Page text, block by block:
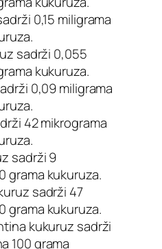
0,15 miligrama
sadrži 0,055
kukuruza.
0,09 miligrama
42 mikrograma
sadrži 9
grama kukuruza.
sadrži 47
grama kukuruza.
kukuruz sadrži
100 grama